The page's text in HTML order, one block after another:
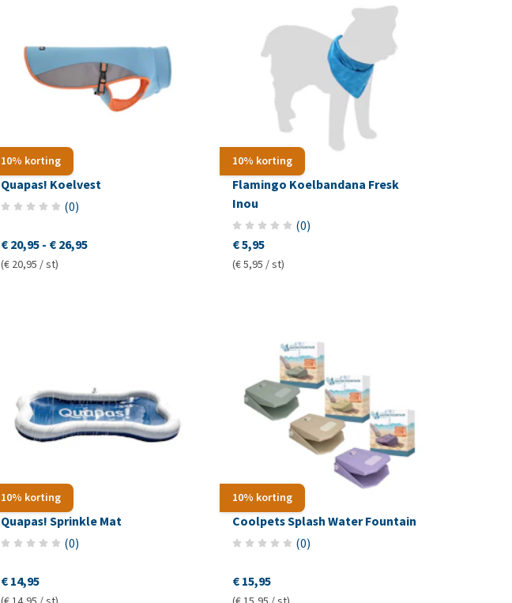
10% korting
Quapas! Koelvest
(0)
€ 20,95 - € 26,95
(€ 20,95 / st)
10% korting
Flamingo Koelbandana Fresk
Inou
(0)
€ 5,95
(€ 5,95 / st)
10% korting
Quapas! Sprinkle Mat
(0)
€ 14,95
10% korting
Coolpets Splash Water Fountain
(0)
€ 15,95